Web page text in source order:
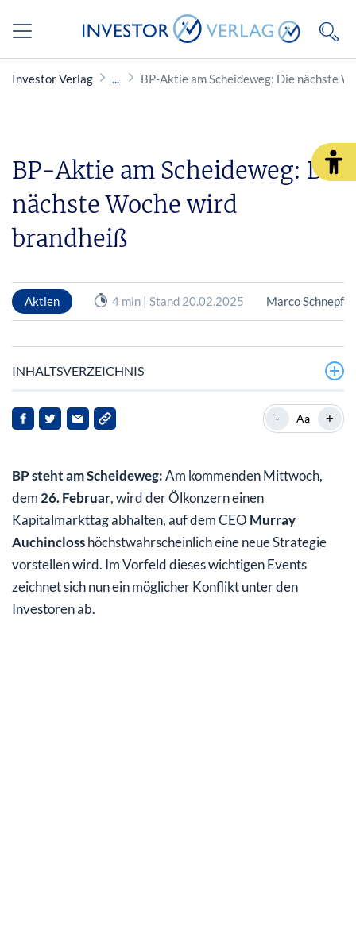
Investor Verlag BP-Aktie am Scheideweg: Die nächste
BP-Aktie am Scheideweg: Die
nächste Woche wird
brandheiß
Aktien 4 min | Stand 20.02.2025 Marco Schnepf
INHALTSVERZEICHNIS
Elliot steigt bei BP ein: Dekarbonisierung adé?
FT-Bericht: Investoren verlangen Abstimmung über
neue Strategie
Fossile vs. Erneuerbare: Es wird eine klare Perspektive
gefordert
Mein Fazit für Sie
- Aa +
BP steht am Scheideweg:Am kommenden Mittwoch,
dem 26. Februar, wird der Ölkonzern einen
Kapitalmarkttag abhalten, auf dem CEO Murray
Auchinclosshöchstwahrscheinlich eine neue Strategie
vorstellen wird. Im Vorfeld dieses wichtigen Events
zeichnet sich nun ein möglicher Konflikt unter den
Investoren ab.